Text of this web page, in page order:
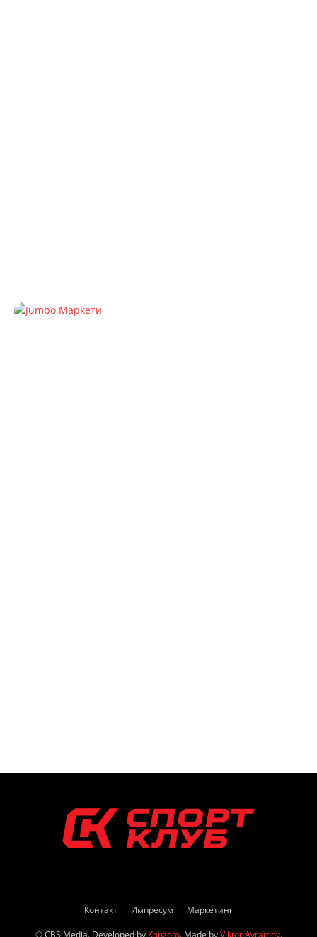
Контакт Импресум Маркетинг
© CBS Media. Developed by Konzoto. Made byViktor Avramov.